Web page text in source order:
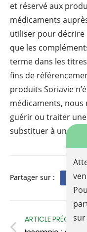
et réservé aux
médicaments
utiliser pour décrire
que les
terme dans les
fins de
produits Soriavie
médicaments, nous
guérir ou traiter
substituer à un
Partager sur :
ARTICLE
sur